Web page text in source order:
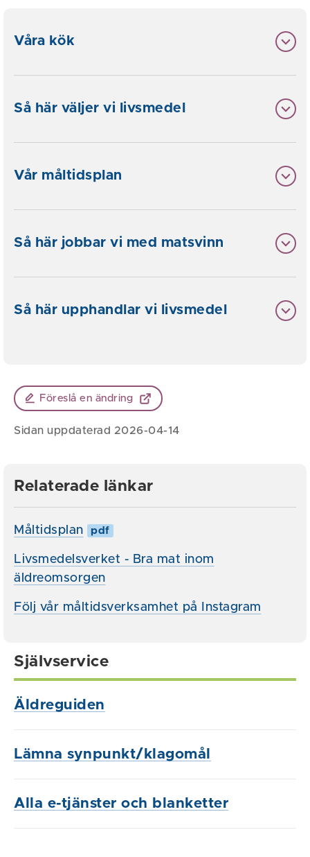
Våra kök
Så här väljer vi livsmedel
Vår måltidsplan
Så här jobbar vi med matsvinn
Så här upphandlar vi livsmedel
Föreslå en ändring
Sidan uppdaterad 2026-04-14
Relaterade länkar
Måltidsplan pdf
Livsmedelsverket - Bra mat inom
äldreomsorgen
Följ vår måltidsverksamhet på Instagram
Självservice
Äldreguiden
Lämna synpunkt/klagomål
Alla e-tjänster och blanketter